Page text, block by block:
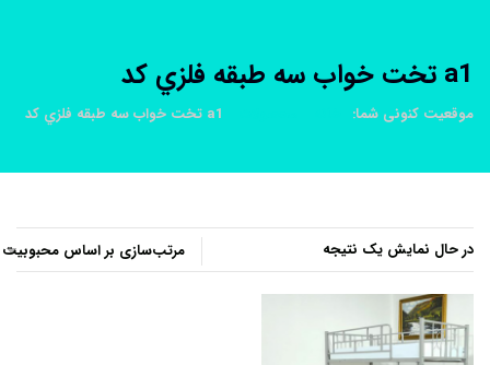
a1 تخت خواب سه طبقه فلزي کد
موقعیت کنونی شما: a1 تخت خواب سه طبقه فلزي کد
در حال نمایش یک نتیجه